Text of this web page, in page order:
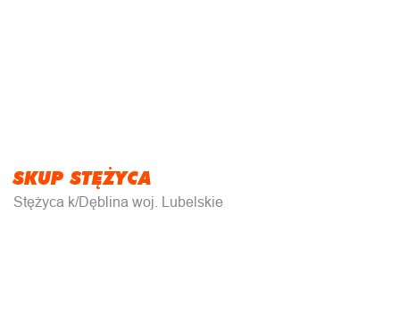
SKUP STĘŻYCA
Stężyca k/Dęblina woj. Lubelskie